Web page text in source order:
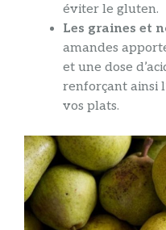
éviter le gluten.
Les graines et
amandes
et une dose
renforçant ainsi
vos plats.